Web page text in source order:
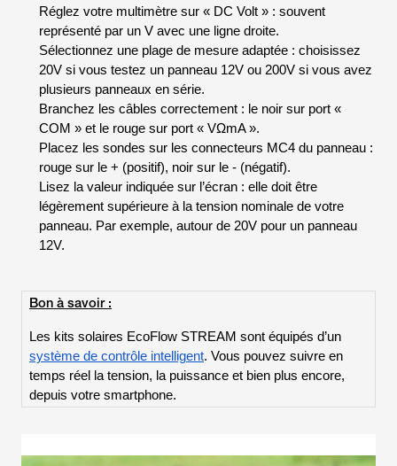
Réglez votre multimètre sur « DC Volt » : souvent
représenté par un V avec une ligne droite.
Sélectionnez une plage de mesure adaptée : choisissez
20V si vous testez un panneau 12V ou 200V si vous avez
plusieurs panneaux en série.
Branchez les câbles correctement : le noir sur port «
COM » et le rouge sur port « VΩmA ».
Placez les sondes sur les connecteurs MC4 du panneau :
rouge sur le + (positif), noir sur le - (négatif).
Lisez la valeur indiquée sur l’écran : elle doit être
légèrement supérieure à la tension nominale de votre
panneau. Par exemple, autour de 20V pour un panneau
12V.
Bon à savoir :
Les kits solaires EcoFlow STREAM sont équipés d’un
système de contrôle intelligent. Vous pouvez suivre en
temps réel la tension, la puissance et bien plus encore,
depuis votre smartphone.